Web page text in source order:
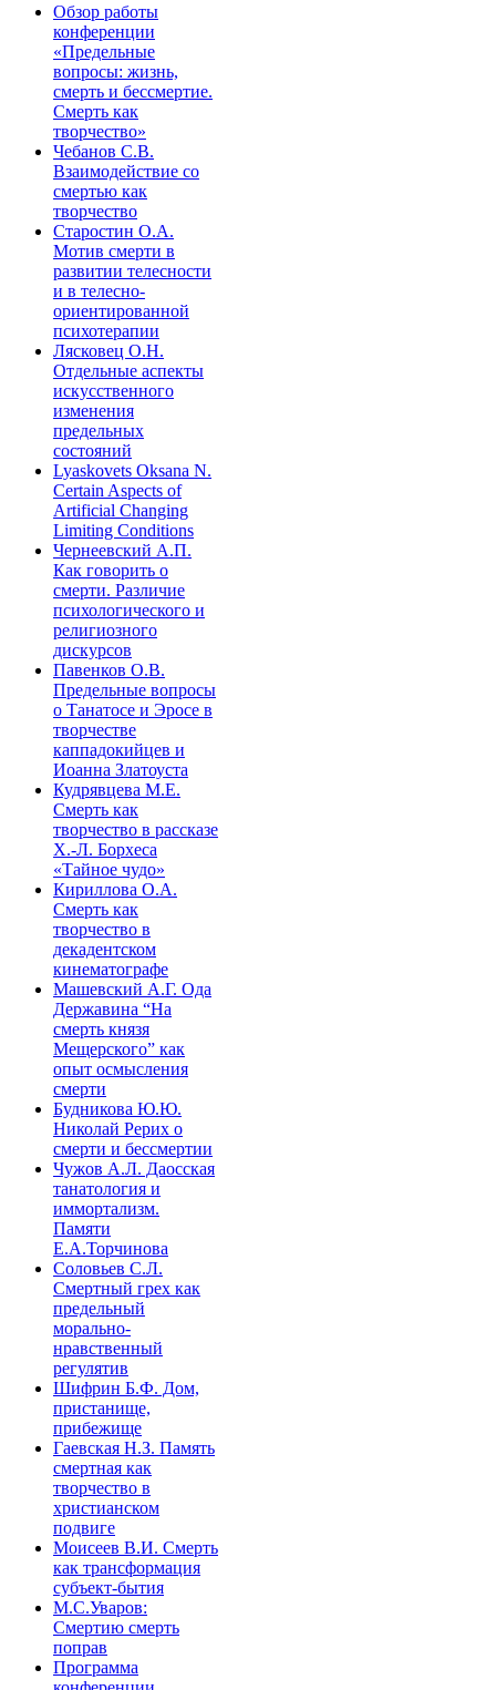
Обзор работы
конференции
«Предельные
вопросы: жизнь,
смерть и бессмертие.
Смерть как
творчество»
Чебанов С.В.
Взаимодействие со
смертью как
творчество
Старостин О.А.
Мотив смерти в
развитии телесности
и в телесно-
ориентированной
психотерапии
Лясковец О.Н.
Отдельные аспекты
искусственного
изменения
предельных
состояний
Lyaskovets Oksana N.
Certain Aspects of
Artificial Changing
Limiting Conditions
Чернеевский А.П.
Как говорить о
смерти. Различие
психологического и
религиозного
дискурсов
Павенков О.В.
Предельные вопросы
о Танатосе и Эросе в
творчестве
каппадокийцев и
Иоанна Златоуста
Кудрявцева М.Е.
Смерть как
творчество в рассказе
Х.-Л. Борхеса
«Тайное чудо»
Кириллова О.А.
Смерть как
творчество в
декадентском
кинематографе
Машевский А.Г. Ода
Державина “На
смерть князя
Мещерского” как
опыт осмысления
смерти
Будникова Ю.Ю.
Николай Рерих о
смерти и бессмертии
Чужов А.Л. Даосская
танатология и
иммортализм.
Памяти
Е.А.Торчинова
Соловьев С.Л.
Смертный грех как
предельный
морально-
нравственный
регулятив
Шифрин Б.Ф. Дом,
пристанище,
прибежище
Гаевская Н.З. Память
смертная как
творчество в
христианском
подвиге
Моисеев В.И. Смерть
как трансформация
субъект-бытия
М.С.Уваров:
Смертию смерть
поправ
Программа